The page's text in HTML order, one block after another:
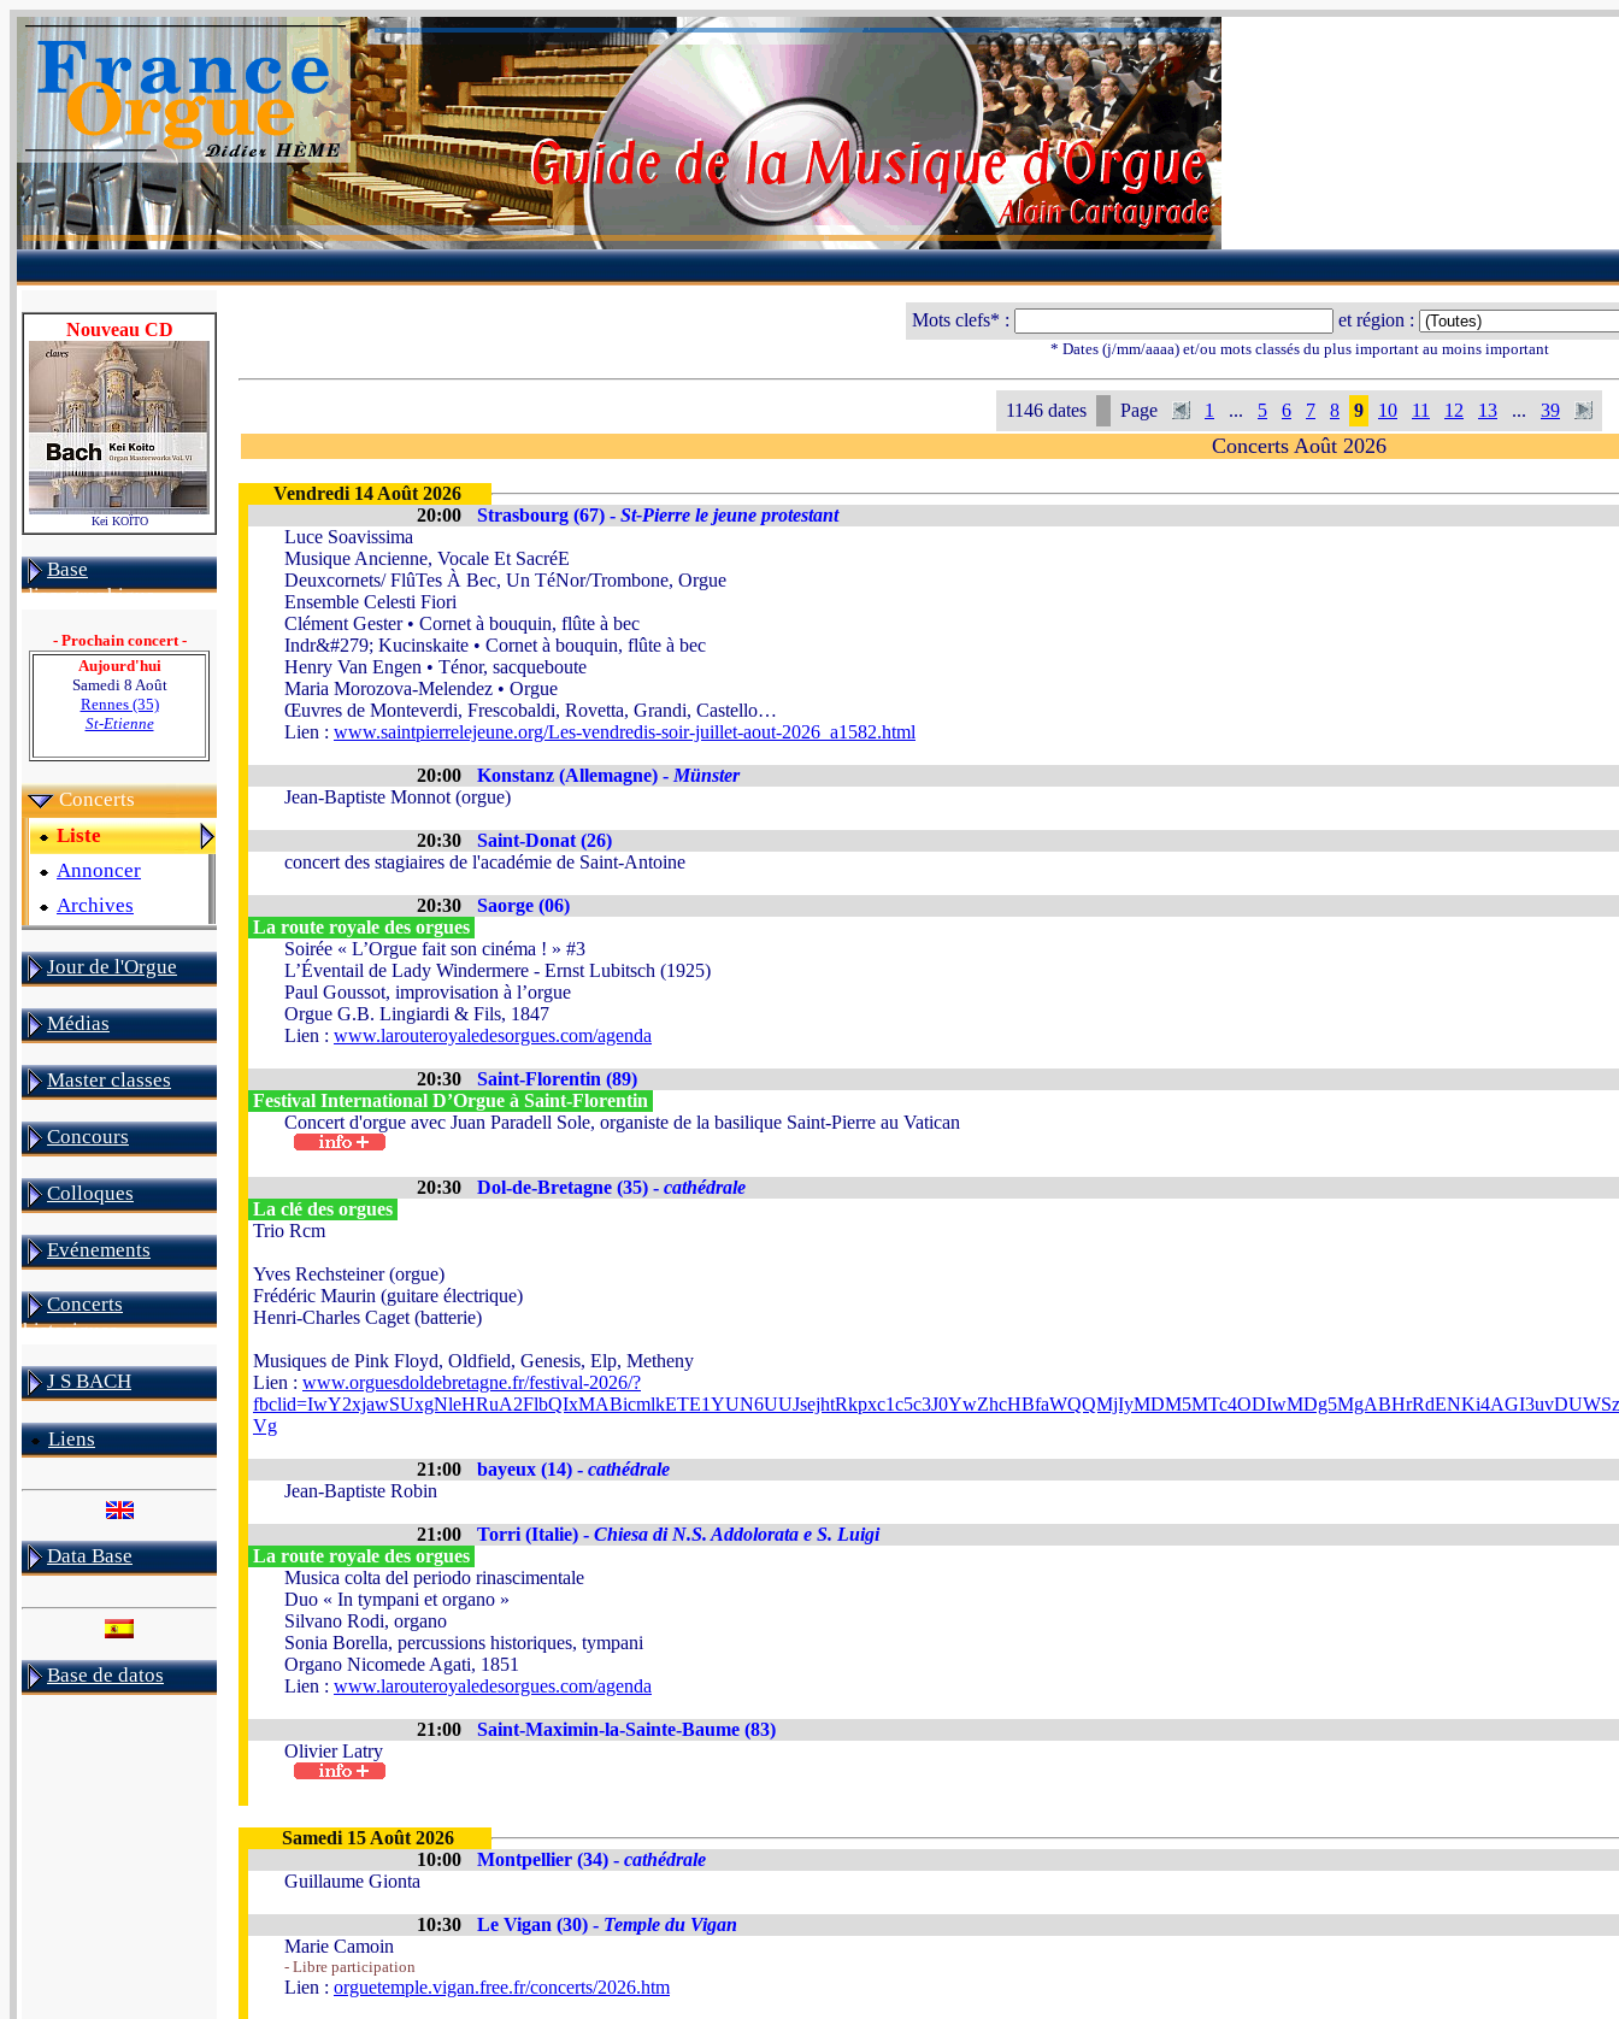
Nouveau CD
Kei KOÏTO
Base
discographique
- Prochain concert -
Aujourd'hui
Samedi 8 Août
Rennes (35)
St-Etienne
Concerts
Liste
Annoncer
Archives
Jour de l'Orgue
Médias
Master classes
Concours
Colloques
Evénements
Concerts
historiques
J S BACH
Liens
Data Base
Base de datos
Mots clefs* : et région :
* Dates (j/mm/aaaa) et/ou mots classés du plus important au moins important
1146 dates Page 1 ... 5 6 7 8 9 10 11 12 13 ... 39
Concerts Août 2026
Vendredi 14 Août 2026
20:00
Strasbourg (67) - St-Pierre le jeune protestant
Luce Soavissima
Musique Ancienne, Vocale Et SacréE
Deuxcornets/ FlûTes À Bec, Un TéNor/Trombone, Orgue
Ensemble Celesti Fiori
Clément Gester • Cornet à bouquin, flûte à bec
Indr&#279; Kucinskaite • Cornet à bouquin, flûte à bec
Henry Van Engen • Ténor, sacqueboute
Maria Morozova-Melendez • Orgue
Œuvres de Monteverdi, Frescobaldi, Rovetta, Grandi, Castello…
Lien : www.saintpierrelejeune.org/Les-vendredis-soir-juillet-aout-2026_a1582.html
20:00 Konstanz (Allemagne) - Münster
Jean-Baptiste Monnot (orgue)
20:30
Saint-Donat (26)
concert des stagiaires de l'académie de Saint-Antoine
20:30
Saorge (06)
La route royale des orgues
Soirée « L’Orgue fait son cinéma ! » #3
L’Éventail de Lady Windermere - Ernst Lubitsch (1925)
Paul Goussot, improvisation à l’orgue
Orgue G.B. Lingiardi & Fils, 1847
Lien : www.larouteroyaledesorgues.com/agenda
20:30
Saint-Florentin (89)
Festival International D’Orgue à Saint-Florentin
Concert d'orgue avec Juan Paradell Sole, organiste de la basilique Saint-Pierre au Vatican
20:30 Dol-de-Bretagne (35) - cathédrale
La clé des orgues
Trio Rcm
Yves Rechsteiner (orgue)
Frédéric Maurin (guitare électrique)
Henri-Charles Caget (batterie)
Musiques de Pink Floyd, Oldfield, Genesis, Elp, Metheny
Lien : www.orguesdoldebretagne.fr/festival-2026/?
Vg
21:00 bayeux (14) - cathédrale
Jean-Baptiste Robin
21:00 Torri (Italie) - Chiesa di N.S. Addolorata e S. Luigi
La route royale des orgues
Musica colta del periodo rinascimentale
Duo « In tympani et organo »
Silvano Rodi, organo
Sonia Borella, percussions historiques, tympani
Organo Nicomede Agati, 1851
Lien : www.larouteroyaledesorgues.com/agenda
21:00
Saint-Maximin-la-Sainte-Baume (83)
Olivier Latry
Samedi 15 Août 2026
10:00
Montpellier (34) - cathédrale
Guillaume Gionta
10:30 Le Vigan (30) - Temple du Vigan
Marie Camoin
- Libre participation
Lien : orguetemple.vigan.free.fr/concerts/2026.htm